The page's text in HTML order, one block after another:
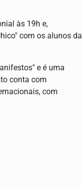
às 19h e,
com os alunos da
e é uma
conta com
com